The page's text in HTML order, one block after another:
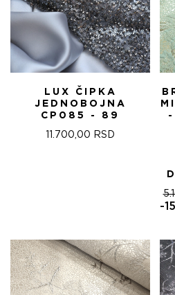
LUX ČIPKA
JEDNOBOJNA
CP085 - 89
11.700,00 RSD
-
-